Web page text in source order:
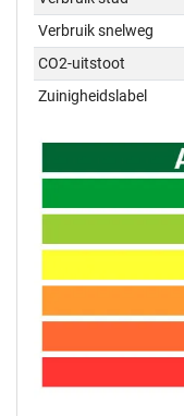
Verbruik snelweg
CO2-uitstoot
Zuinigheidslabel